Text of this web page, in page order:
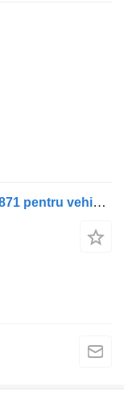
Capul blocului de cilindrii H9FA 1701871 pentru vehicul comercial Ford TRANSIT